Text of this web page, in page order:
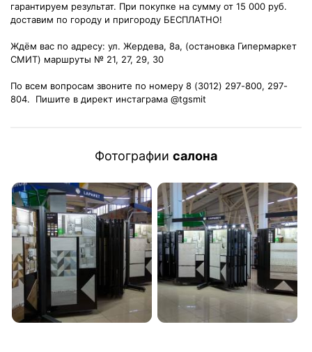
гарантируем результат. При покупке на сумму от 15 000 руб.
доставим по городу и пригороду БЕСПЛАТНО!
Ждём вас по адресу: ул. Жердева, 8а, (остановка Гипермаркет
СМИТ) маршруты № 21, 27, 29, 30
По всем вопросам звоните по номеру 8 (3012) 297-800, 297-
804. Пишите в директ инстаграма @tgsmit
Фотографии салона